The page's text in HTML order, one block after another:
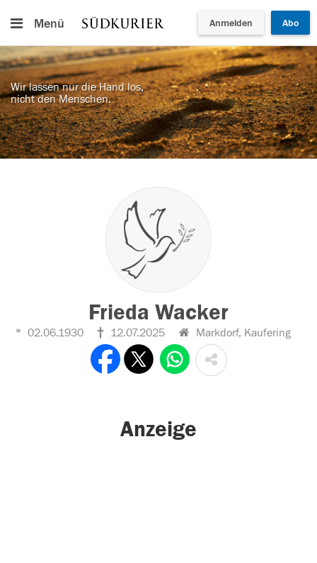
Menü Anmelden Abo
Wir lassen nur die Hand los,
nicht den Menschen.
Frieda Wacker
02.06.1930 12.07.2025 Markdorf, Kaufering
Anzeige